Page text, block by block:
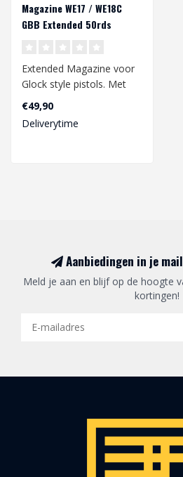
Magazine WE17 / WE18C
GBB Extended 50rds
Extended Magazine voor
Glock style pistols. Met
een 50rds bb capaciteit.
Geschik..
€49,90
Deliverytime
Aanbiedingen in je
Meld je aan en blijf op de hoogte
kortingen!